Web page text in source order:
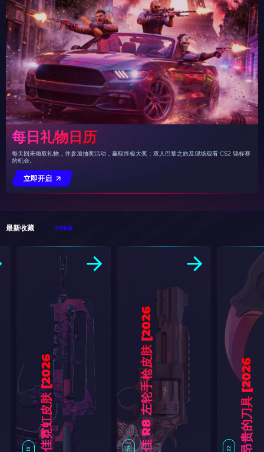
每日礼物日历
每天回来领取礼物，并参加抽奖活动，赢取终极大奖：双人巴黎之旅及现场观看 CS2 锦标赛
的机会。
立即开启
最新收藏 所有收藏
6
]
6
]
6
]